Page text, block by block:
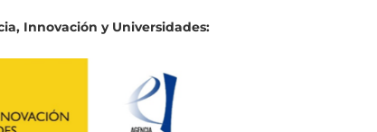
Innovación y Universidades: